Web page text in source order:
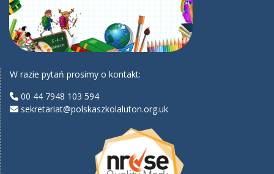
W razie pytań prosimy o kontakt:
00 44 7948 103 594
sekretariat@polskaszkolaluton.org.uk